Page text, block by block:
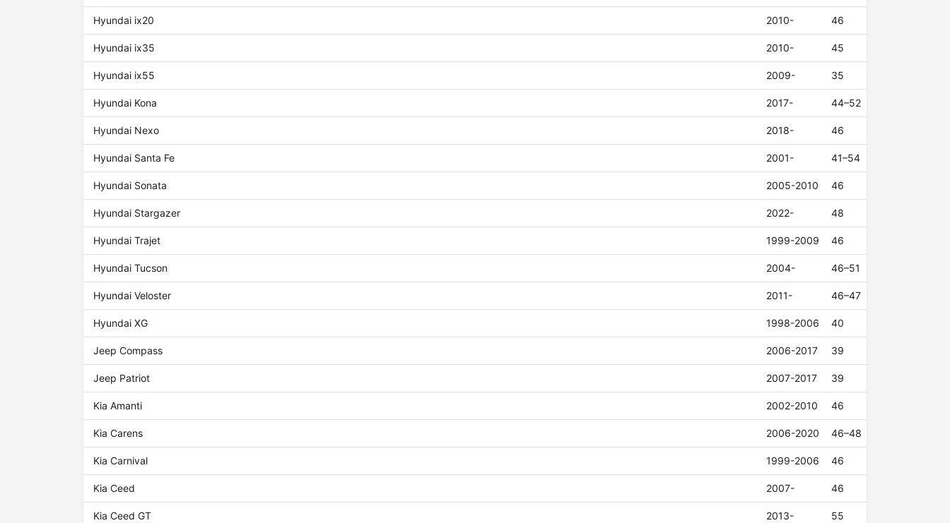
Hyundai ix20 2010- 46
Hyundai ix35 2010- 45
Hyundai ix55 2009- 35
Hyundai Kona 2017- 44–52
Hyundai Nexo 2018- 46
Hyundai Santa Fe 2001- 41–54
Hyundai Sonata 2005-2010 46
Hyundai Stargazer 2022- 48
Hyundai Trajet 1999-2009 46
Hyundai Tucson 2004- 46–51
Hyundai Veloster 2011- 46–47
Hyundai XG 1998-2006 40
Jeep Compass 2006-2017 39
Jeep Patriot 2007-2017 39
Kia Amanti 2002-2010 46
Kia Carens 2006-2020 46–48
Kia Carnival 1999-2006 46
Kia Ceed 2007- 46
Kia Ceed GT 2013- 55